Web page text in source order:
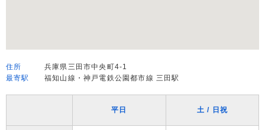
住所
兵庫県三田市中央町4-1
最寄駅
福知山線・神戸電鉄公園都市線 三田駅
平日 土 / 日祝